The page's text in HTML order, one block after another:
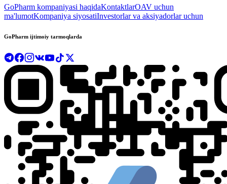
GoPharm kompaniyasi haqidaKontaktlarOAV uchun
ma'lumotKompaniya siyosatiInvestorlar va aksiyadorlar uchun
GoPharm ijtimoiy tarmoqlarda